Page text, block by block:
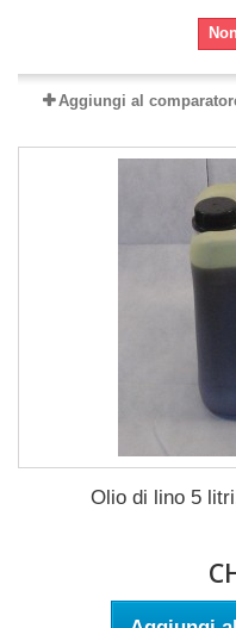
Aggiungi al
Olio di lino 5